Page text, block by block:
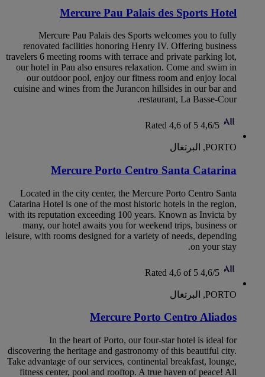
Mercure Pau Palais des Sports Hotel
Mercure Pau Palais des Sports welcomes you to fully
renovated facilities honoring Henry IV. Offering business
travelers 6 meeting rooms with terrace and private parking lot,
our hotel in Pau also ensures relaxation. Come and swim in
our outdoor pool, enjoy our fitness room and enjoy local
cuisine and wines from the Jurancon hillsides in our bar and
restaurant, La Basse-Cour.
4,6/5
Rated 4,6 of 5
PORTO, البرتغال
Mercure Porto Centro Santa Catarina
Located in the city center, the Mercure Porto Centro Santa
Catarina Hotel is one of the most historic hotels in the region,
with its reputation exceeding 100 years. Known as Invicta by
many, our hotel awaits you for weekend trips, business or
leisure, with rooms designed for a variety of needs, depending
on your stay.
4,6/5
Rated 4,6 of 5
PORTO, البرتغال
Mercure Porto Centro Aliados
In the heart of Porto, our four-star hotel is ideal for
discovering the heritage and gastronomy of this beautiful city.
Take advantage of our services, continental breakfast, lounge,
fitness center, pool and rooftop. A true haven of peace! All